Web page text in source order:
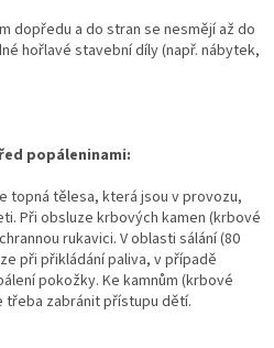
dopředu a do stran se nesmějí až do
hořlavé stavební díly (např. nábytek,
popáleninami:
topná tělesa, která jsou v provozu,
Při obsluze krbových kamen (krbové
rukavici. V oblasti sálání (80
při přikládání paliva, v případě
pokožky. Ke kamnům (krbové
zabránit přístupu dětí.